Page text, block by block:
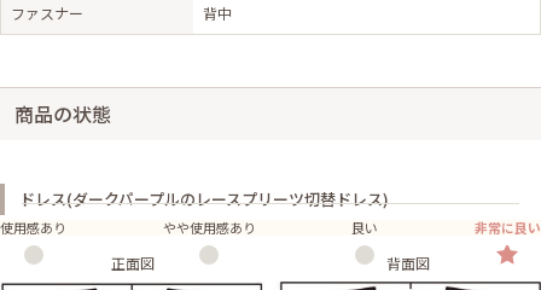
ファスナー 背中
商品の状態
ドレス(ダークパープルのレースプリーツ切替ドレス)
使用感あり やや使用感あり 良い 非常に良い
正面図 背面図